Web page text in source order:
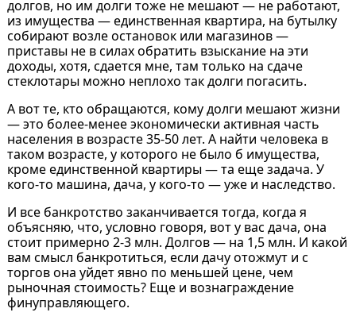
долгов, но им долги тоже не мешают — не работают,
из имущества — единственная квартира, на бутылку
собирают возле остановок или магазинов —
приставы не в силах обратить взыскание на эти
доходы, хотя, сдается мне, там только на сдаче
стеклотары можно неплохо так долги погасить.
А вот те, кто обращаются, кому долги мешают жизни
— это более-менее экономически активная часть
населения в возрасте 35-50 лет. А найти человека в
таком возрасте, у которого не было б имущества,
кроме единственной квартиры — та еще задача. У
кого-то машина, дача, у кого-то — уже и наследство.
И все банкротство заканчивается тогда, когда я
объясняю, что, условно говоря, вот у вас дача, она
стоит примерно 2-3 млн. Долгов — на 1,5 млн. И какой
вам смысл банкротиться, если дачу отожмут и с
торгов она уйдет явно по меньшей цене, чем
рыночная стоимость? Еще и вознаграждение
финуправляющего.